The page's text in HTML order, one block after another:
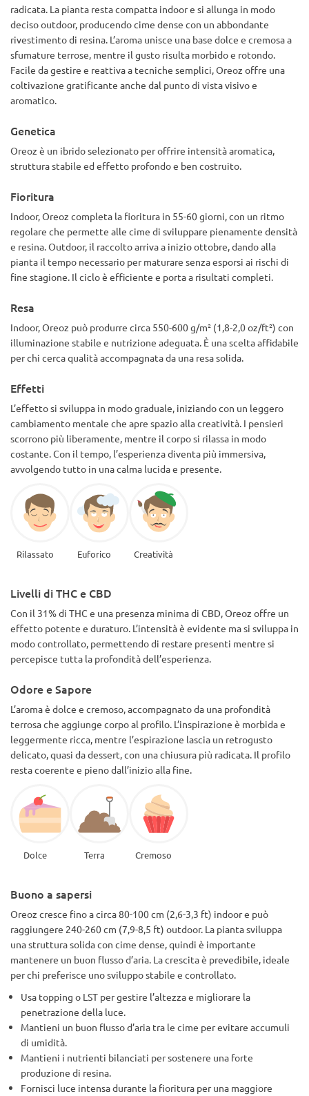
radicata. La pianta resta compatta indoor e si allunga in modo
deciso outdoor, producendo cime dense con un abbondante
rivestimento di resina. L’aroma unisce una base dolce e cremosa a
sfumature terrose, mentre il gusto risulta morbido e rotondo.
Facile da gestire e reattiva a tecniche semplici, Oreoz offre una
coltivazione gratificante anche dal punto di vista visivo e
aromatico.
Genetica
Oreoz è un ibrido selezionato per offrire intensità aromatica,
struttura stabile ed effetto profondo e ben costruito.
Fioritura
Indoor, Oreoz completa la fioritura in 55-60 giorni, con un ritmo
regolare che permette alle cime di sviluppare pienamente densità
e resina. Outdoor, il raccolto arriva a inizio ottobre, dando alla
pianta il tempo necessario per maturare senza esporsi ai rischi di
fine stagione. Il ciclo è efficiente e porta a risultati completi.
Resa
Indoor, Oreoz può produrre circa 550-600 g/m² (1,8-2,0 oz/ft²) con
illuminazione stabile e nutrizione adeguata. È una scelta affidabile
per chi cerca qualità accompagnata da una resa solida.
Effetti
L’effetto si sviluppa in modo graduale, iniziando con un leggero
cambiamento mentale che apre spazio alla creatività. I pensieri
scorrono più liberamente, mentre il corpo si rilassa in modo
costante. Con il tempo, l’esperienza diventa più immersiva,
avvolgendo tutto in una calma lucida e presente.
Rilassato Euforico Creatività
Livelli di THC e CBD
Con il 31% di THC e una presenza minima di CBD, Oreoz offre un
effetto potente e duraturo. L’intensità è evidente ma si sviluppa in
modo controllato, permettendo di restare presenti mentre si
percepisce tutta la profondità dell’esperienza.
Odore e Sapore
L’aroma è dolce e cremoso, accompagnato da una profondità
terrosa che aggiunge corpo al profilo. L’inspirazione è morbida e
leggermente ricca, mentre l’espirazione lascia un retrogusto
delicato, quasi da dessert, con una chiusura più radicata. Il profilo
resta coerente e pieno dall’inizio alla fine.
Dolce Terra Cremoso
Buono a sapersi
Oreoz cresce fino a circa 80-100 cm (2,6-3,3 ft) indoor e può
raggiungere 240-260 cm (7,9-8,5 ft) outdoor. La pianta sviluppa
una struttura solida con cime dense, quindi è importante
mantenere un buon flusso d’aria. La crescita è prevedibile, ideale
per chi preferisce uno sviluppo stabile e controllato.
Usa topping o LST per gestire l’altezza e migliorare la
penetrazione della luce.
Mantieni un buon flusso d’aria tra le cime per evitare accumuli
di umidità.
Mantieni i nutrienti bilanciati per sostenere una forte
produzione di resina.
Fornisci luce intensa durante la fioritura per una maggiore